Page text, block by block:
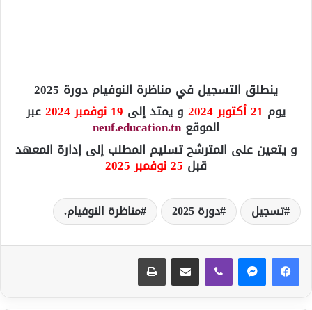
ينطلق التسجيل في مناظرة النوفيام دورة 2025
يوم 21 أكتوبر 2024 و يمتد إلى 19 نوفمبر 2024 عبر
الموقعneuf.education.tn
و يتعين على المترشح تسليم المطلب إلى إدارة المعهد
قبل 25 نوفمبر 2025
تسجيل دورة 2025 مناظرة النوفيام.